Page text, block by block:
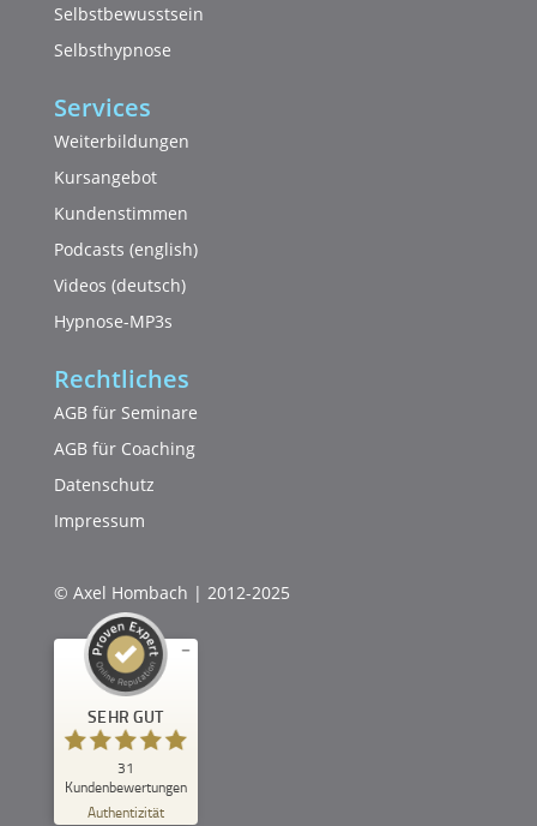
Selbstbewusstsein
Selbsthypnose
Services
Weiterbildungen
Kursangebot
Kundenstimmen
Podcasts (english)
Videos (deutsch)
Hypnose-MP3s
Rechtliches
AGB für Seminare
AGB für Coaching
Datenschutz
Impressum
© Axel Hombach | 2012-2025
SEHR GUT
31
Kundenbewertungen
Authentizität
Kundenbewertungen und Erfahrungen zu
Axel Hombach - Hypnose & Coaching
SEHR GUT
4,95
/
5,00